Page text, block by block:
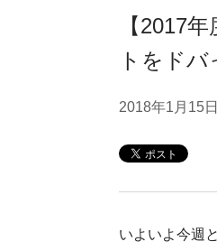
【2017
トをドバ
2018年1月15日
いよいよ今週